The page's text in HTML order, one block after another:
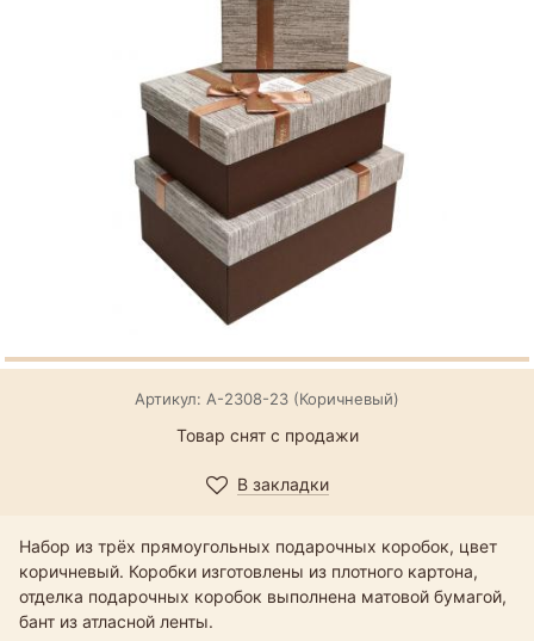
Артикул: А-2308-23 (Коричневый)
Товар снят с продажи
В закладки
Набор из трёх прямоугольных подарочных коробок, цвет
коричневый. Коробки изготовлены из плотного картона,
отделка подарочных коробок выполнена матовой бумагой,
бант из атласной ленты.